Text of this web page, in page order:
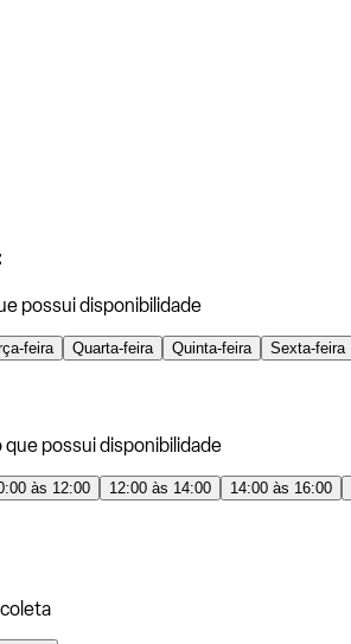
possui disponibilidade
feira Quarta-feira Quinta-feira Sexta-feira
que possui disponibilidade
às 12:00 12:00 às 14:00 14:00 às 16:00